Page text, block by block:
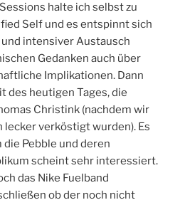
halte ich selbst zu
Self und es entspinnt sich
intensiver Austausch
Gedanken auch über
Implikationen. Dann
des heutigen Tages, die
Christink (nachdem wir
verköstigt wurden). Es
Pebble und deren
scheint sehr interessiert.
das Nike Fuelband
ob der noch nicht